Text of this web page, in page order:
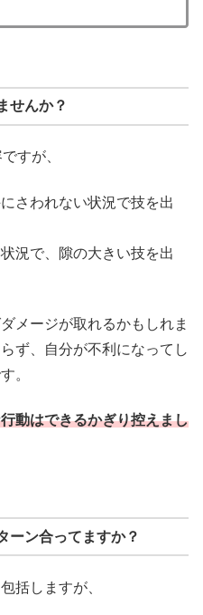
せんか？
すが、
さわれない状況で技を出
況で、隙の大きい技を出
メージが取れるかもしれま
ず、自分が不利になってし
。
動はできるかぎり控えまし
ーン合ってますか？
括しますが、